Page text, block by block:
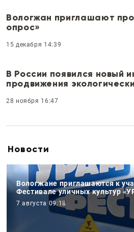
Вологжан приглашают
опрос»
15 декабря 14:39
В России появился новый
продвижения
28 ноября 16:47
Новости
Вологжане приглашаются к
Фестивале уличных культур
7 августа 09:18